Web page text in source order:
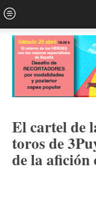
El cartel de
toros de
de la afición